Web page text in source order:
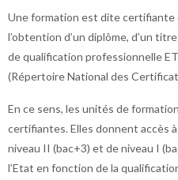
Une formation est dite certifiante
l’obtention d’un diplôme, d’un
de qualification professionnelle
(Répertoire National des
En ce sens, les unités de
certifiantes. Elles donnent accès
niveau II (bac+3) et de niveau I
l’Etat en fonction de la